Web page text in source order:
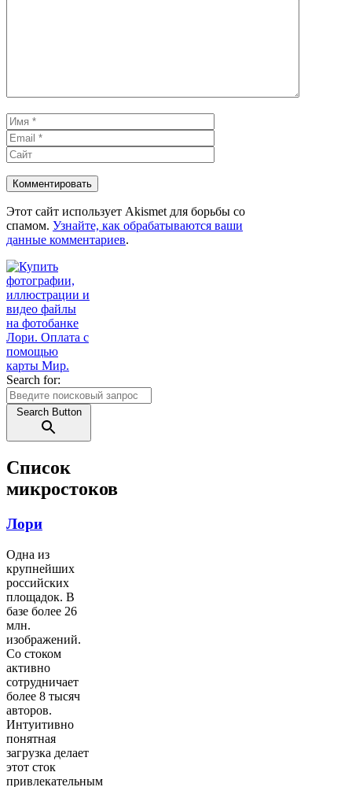
Имя
Этот сайт использует Akismet для борьбы со
спамом. Узнайте, как обрабатываются ваши
данные комментариев.
Search for:
Search Button
Список
микростоков
Лори
Одна из
крупнейших
российских
площадок. В
базе более 26
млн.
изображений.
Со стоком
активно
сотрудничает
более 8 тысяч
авторов.
Интуитивно
понятная
загрузка делает
этот сток
привлекательным